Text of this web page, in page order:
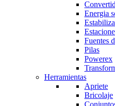
Energia
Fuentes
Pilas
Powerex
Herramientas
Apriete
Bricolaje